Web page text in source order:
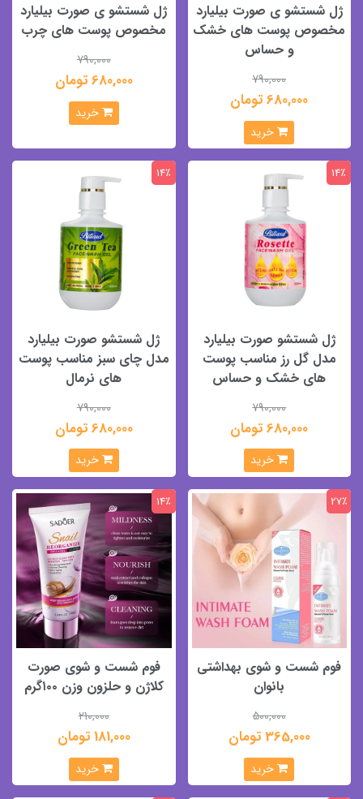
ژل شستشو ی صورت بیلیارد
مخصوص پوست های خشک
و حساس
790,000
680,000 تومان
خرید
ژل شستشو ی صورت بیلیارد
مخصوص پوست های چرب
790,000
680,000 تومان
خرید
ژل شستشو صورت بیلیارد
مدل گل رز مناسب پوست
های خشک و حساس
790,000
680,000 تومان
14٪
خرید
ژل شستشو صورت بیلیارد
مدل چای سبز مناسب پوست
های نرمال
790,000
680,000 تومان
14٪
خرید
فوم شست و شوی بهداشتی
بانوان
500,000
365,000 تومان
27٪
خرید
فوم شست و شوی صورت
کلاژن و حلزون وزن ۱۰۰گرم
210,000
181,000 تومان
14٪
خرید